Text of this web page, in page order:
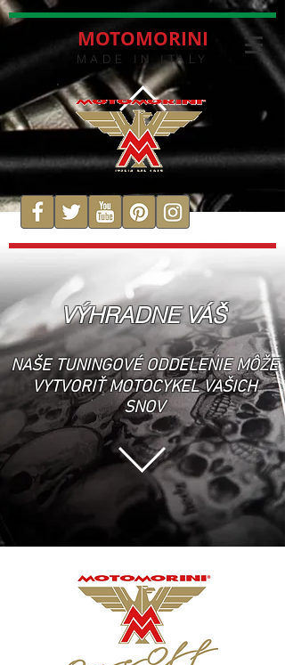
MOTOMORINI
MADE IN ITALY
VÝHRADNE VÁŠ
NAŠE TUNINGOVÉ ODDELENIE MÔŽE
VYTVORIŤ MOTOCYKEL VAŠICH
SNOV